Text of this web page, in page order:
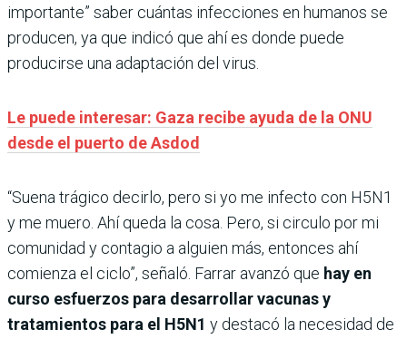
importante” saber cuántas infecciones en humanos se
producen, ya que indicó que ahí es donde puede
producirse una adaptación del virus.
Le puede interesar: Gaza recibe ayuda de la ONU
desde el puerto de Asdod
“Suena trágico decirlo, pero si yo me infecto con H5N1
y me muero. Ahí queda la cosa. Pero, si circulo por mi
comunidad y contagio a alguien más, entonces ahí
comienza el ciclo”, señaló. Farrar avanzó que hay en
curso esfuerzos para desarrollar vacunas y
tratamientos para el H5N1 y destacó la necesidad de